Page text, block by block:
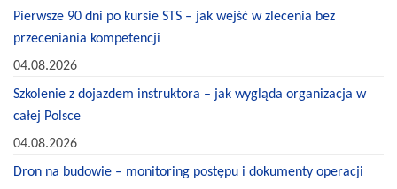
Pierwsze 90 dni po kursie STS – jak wejść w zlecenia bez
przeceniania kompetencji
04.08.2026
Szkolenie z dojazdem instruktora – jak wygląda organizacja w
całej Polsce
04.08.2026
Dron na budowie – monitoring postępu i dokumenty operacji